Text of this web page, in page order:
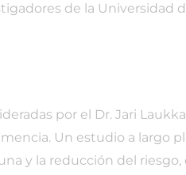
de la Universidad
por el Dr. Jari
Un estudio a largo
y la reducción del